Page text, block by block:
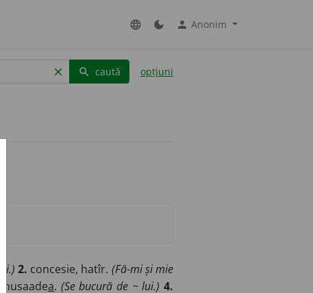
language dark_mode person Anonim
clear search caută opțiuni
2. concesie, hatîr. (Fă-mi și mie
) musaadea. (Se bucură de ~ lui.) 4.